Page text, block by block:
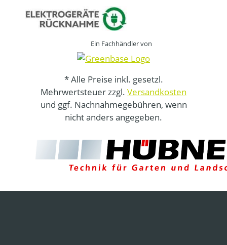
Ein Fachhändler von
* Alle Preise inkl. gesetzl.
Mehrwertsteuer zzgl. Versandkosten
und ggf. Nachnahmegebühren, wenn
nicht anders angegeben.